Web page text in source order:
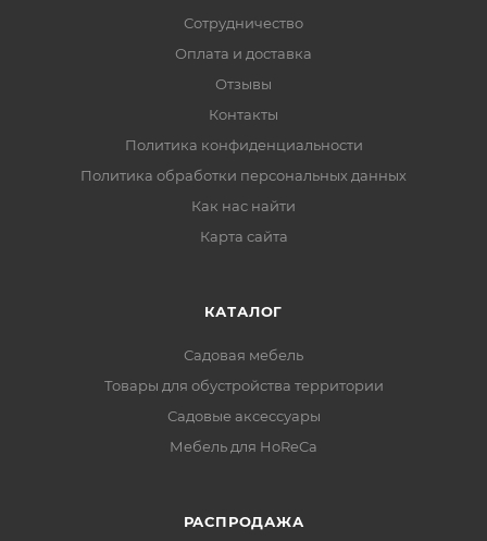
Сотрудничество
Оплата и доставка
Отзывы
Контакты
Политика конфиденциальности
Политика обработки персональных данных
Как нас найти
Карта сайта
КАТАЛОГ
Садовая мебель
Товары для обустройства территории
Садовые аксессуары
Мебель для HoReCa
РАСПРОДАЖА